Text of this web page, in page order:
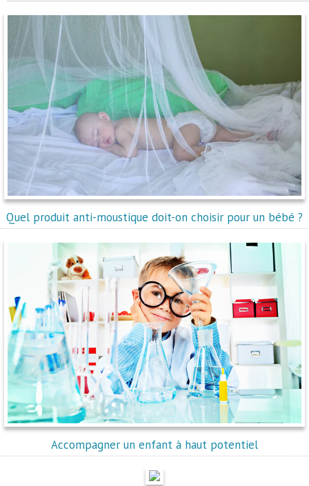
Quel produit anti-moustique doit-on choisir pour un bébé ?
Accompagner un enfant à haut potentiel